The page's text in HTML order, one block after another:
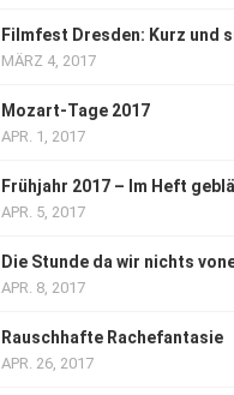
Filmfest Dresden: Kurz und
MÄRZ 4, 2017
Mozart-Tage 2017
APR. 1, 2017
Frühjahr 2017 – Im Heft
APR. 5, 2017
Die Stunde da wir nichts
APR. 8, 2017
Rauschhafte Rachefantasie
APR. 26, 2017